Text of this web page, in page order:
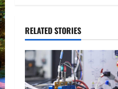
g
a
t
RELATED STORIES